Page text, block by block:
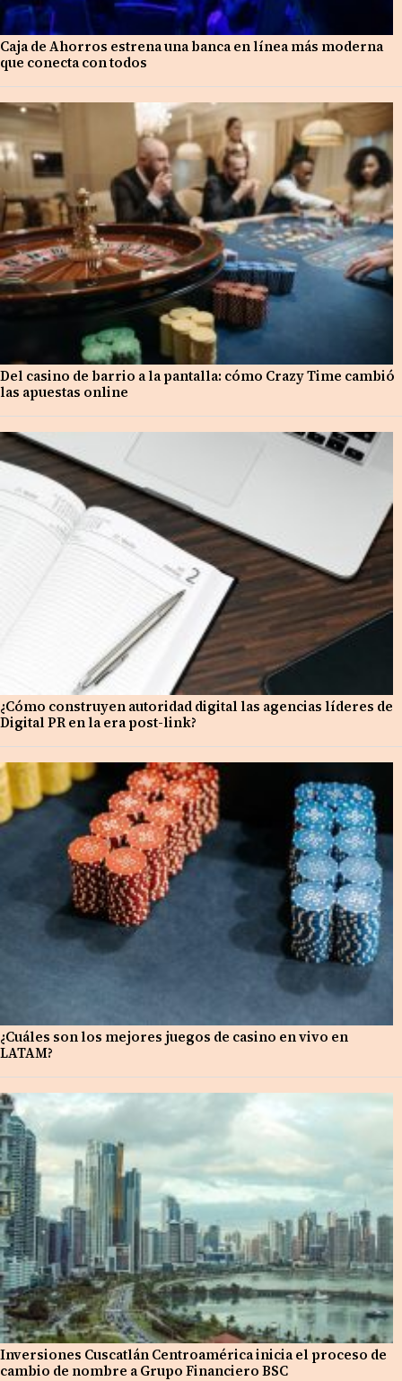
Caja de Ahorros estrena una banca en línea más moderna
que conecta con todos
Del casino de barrio a la pantalla: cómo Crazy Time cambió
las apuestas online
¿Cómo construyen autoridad digital las agencias líderes de
Digital PR en la era post-link?
¿Cuáles son los mejores juegos de casino en vivo en
LATAM?
Inversiones Cuscatlán Centroamérica inicia el proceso de
cambio de nombre a Grupo Financiero BSC